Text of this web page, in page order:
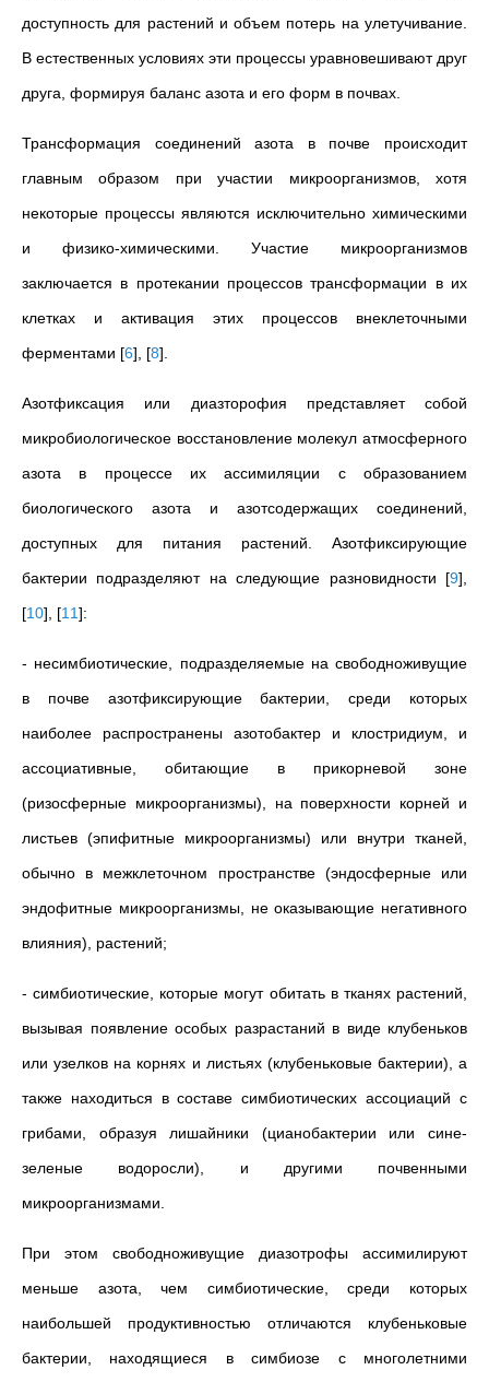
доступность для растений и объем потерь на улетучивание.
В естественных условиях эти процессы уравновешивают друг
друга, формируя баланс азота и его форм в почвах.
Трансформация соединений азота в почве происходит
главным образом при участии микроорганизмов, хотя
некоторые процессы являются исключительно химическими
и физико-химическими. Участие микроорганизмов
заключается в протекании процессов трансформации в их
клетках и активация этих процессов внеклеточными
ферментами [6], [8].
Азотфиксация или диазторофия представляет собой
микробиологическое восстановление молекул атмосферного
азота в процессе их ассимиляции с образованием
биологического азота и азотсодержащих соединений,
доступных для питания растений. Азотфиксирующие
бактерии подразделяют на следующие разновидности [9],
[10], [11]:
- несимбиотические, подразделяемые на свободноживущие
в почве азотфиксирующие бактерии, среди которых
наиболее распространены азотобактер и клостридиум, и
ассоциативные, обитающие в прикорневой зоне
(ризосферные микроорганизмы), на поверхности корней и
листьев (эпифитные микроорганизмы) или внутри тканей,
обычно в межклеточном пространстве (эндосферные или
эндофитные микроорганизмы, не оказывающие негативного
влияния), растений;
- симбиотические, которые могут обитать в тканях растений,
вызывая появление особых разрастаний в виде клубеньков
или узелков на корнях и листьях (клубеньковые бактерии), а
также находиться в составе симбиотических ассоциаций с
грибами, образуя лишайники (цианобактерии или сине-
зеленые водоросли), и другими почвенными
микроорганизмами.
При этом свободноживущие диазотрофы ассимилируют
меньше азота, чем симбиотические, среди которых
наибольшей продуктивностью отличаются клубеньковые
бактерии, находящиеся в симбиозе с многолетними